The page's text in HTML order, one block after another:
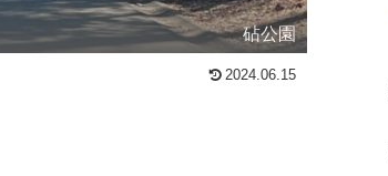
砧公園
2024.06.15